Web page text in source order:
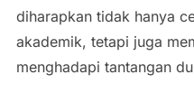
diharapkan tidak hanya
akademik, tetapi juga
menghadapi tantangan